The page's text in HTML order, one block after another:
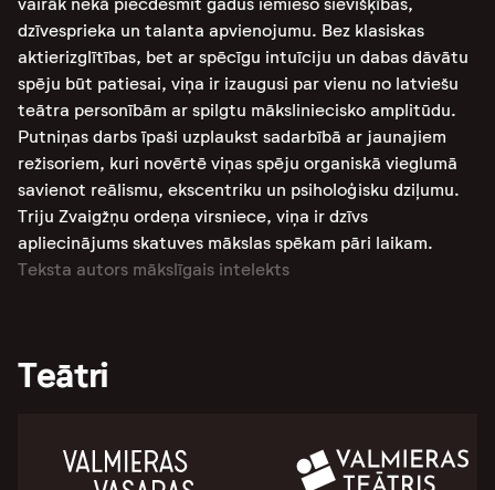
dzīvesprieka un talanta apvienojumu. Bez klasiskas
aktierizglītības, bet ar spēcīgu intuīciju un dabas dāvātu
spēju būt patiesai, viņa ir izaugusi par vienu no latviešu
teātra personībām ar spilgtu māksliniecisko amplitūdu.
Putniņas darbs īpaši uzplaukst sadarbībā ar jaunajiem
režisoriem, kuri novērtē viņas spēju organiskā vieglumā
savienot reālismu, ekscentriku un psiholoģisku dziļumu.
Triju Zvaigžņu ordeņa virsniece, viņa ir dzīvs
apliecinājums skatuves mākslas spēkam pāri laikam.
Teksta autors mākslīgais intelekts
Teātri